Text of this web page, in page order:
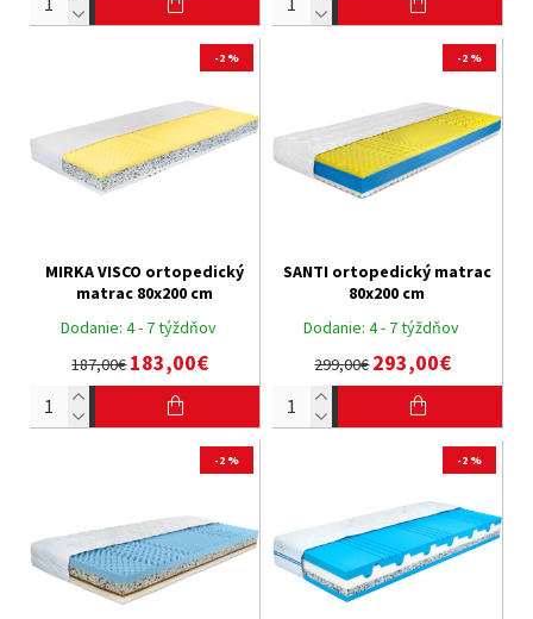
-2 %
Dodanie: 4 - 7 týždňov
MIRKA VISCO ortopedický
matrac 80x200 cm
187,00€183,00€
-2 %
Dodanie: 4 - 7 týždňov
SANTI ortopedický matrac
80x200 cm
299,00€293,00€
-2 % -2 %